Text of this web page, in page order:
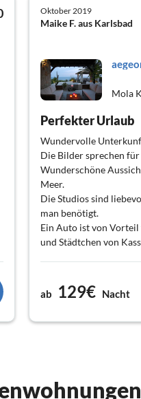
Oktober 2019
Maike F. aus Karlsbad
Mola
Perfekter Urlaub
Wundervolle
Die Bilder sprechen für
Wunderschöne
Meer.
Die Studios sind
man benötigt.
Ein Auto ist von Vorteil
und Städtchen von
sich rundum wohl.
Die Herzlichkeit der
(Überraschungsessen
ab 129€ Nacht